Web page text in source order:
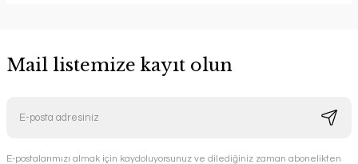
Mail listemize kayıt olun
E-postalarımızı almak için kaydoluyorsunuz ve dilediğiniz zaman abonelikten